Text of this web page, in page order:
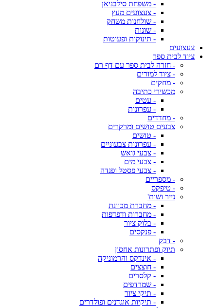
- משפחת סילבניאן
- צעצועים מעץ
- שולחנות משחק
- שונות
- תינוקות ופעוטות
צעצועים
ציוד לבית ספר
- חזרה לבית ספר עם דף רם
- ציוד למורים
- מחקים
מכשירי כתיבה
- עטים
- עפרונות
- מחדדים
צבעים טושים ומרקרים
- טושים
- עפרונות צבעוניים
- צבעי גואש
- צבעי מים
- צבעי פסטל ופנדה
- מספריים
- טיפקס
נייר ושות'
- מחברת מכוונת
- מחברות ודפדפות
- בלוק ציור
- פנקסים
- דבק
תיוק ופתרונות אחסון
- אינדקס והרמוניקה
- חוצצים
- קלסרים
- שמרדפים
- תיקי ציור
- תיקיות אוגדנים ופולדרים